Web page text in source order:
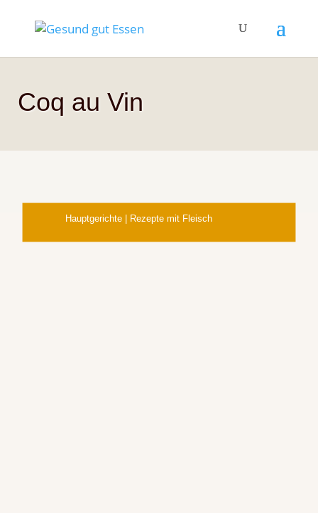
Coq au Vin
Hauptgerichte| Rezepte mit Fleisch